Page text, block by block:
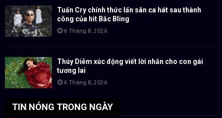
Tuấn Cry chính thức lấn sân ca hát sau thành
công của hit Bắc Bling
6 Tháng 8, 2026
Thúy Diễm xúc động viết lời nhắn cho con gái
tương lai
6 Tháng 8, 2026
TIN NÓNG TRONG NGÀY